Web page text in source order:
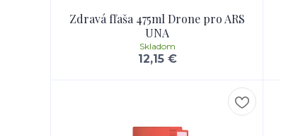
Zdravá fľaša 475ml Drone pro ARS
UNA
12,15 €
Skladom